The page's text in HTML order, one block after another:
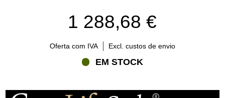
1 288,68 €
Oferta com IVA Excl. custos de envio
EM STOCK